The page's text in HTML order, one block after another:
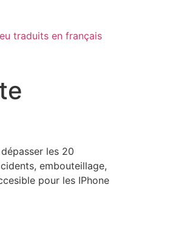
traduits en français
les 20
embouteillage,
pour les IPhone